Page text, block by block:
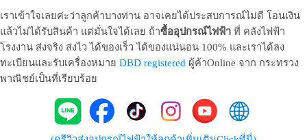
เราเข้าใจเลยค่ะว่าลูกค้าบางท่าน อาจเคยได้ประสบการณ์ไม่ดี โอนเงิน
แล้วไม่ได้รับสินค้า แต่มั่นใจได้เลย ถ้าซื้ออุปกรณ์ไฟฟ้า ที่ คลังไฟฟ้า
โรงงาน ส่งจริง ส่งไว ได้ของเร็ว ได้ของแน่นอน 100% และเราได้ลง
ทะเบียนและรับเครื่องหมาย DBD registered ผู้ค้าOnline จาก กระทรวง
พาณิชย์เป็นที่เรียบร้อย